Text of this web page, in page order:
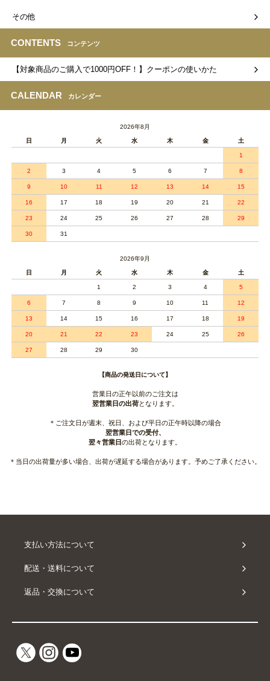
その他
CONTENTS コンテンツ
【対象商品のご購入で1000円OFF！】クーポンの使いかた
CALENDAR カレンダー
2026年8月
日 月 火 水 木 金 土
1
2 3 4 5 6 7 8
9 10 11 12 13 14 15
16 17 18 19 20 21 22
23 24 25 26 27 28 29
30 31
2026年9月
日 月 火 水 木 金 土
1 2 3 4 5
6 7 8 9 10 11 12
13 14 15 16 17 18 19
20 21 22 23 24 25 26
27 28 29 30
【商品の発送日について】
営業日の正午以前のご注文は
翌営業日の出荷となります。
＊ご注文日が週末、祝日、および平日の正午時以降の場合
翌営業日での受付、
翌々営業日の出荷となります。
＊当日の出荷量が多い場合、出荷が遅延する場合があります。予めご了承ください。
支払い方法について
配送・送料について
返品・交換について